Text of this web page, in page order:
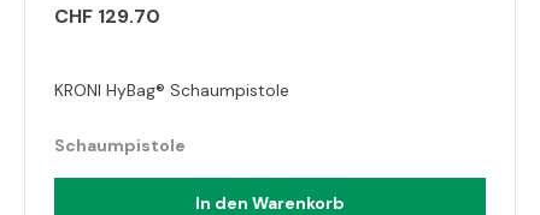
CHF 129.70
KRONI HyBag® Schaumpistole
Schaumpistole
In den Warenkorb